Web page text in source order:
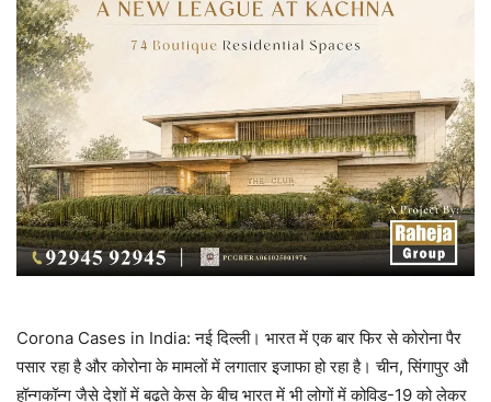
Corona Cases in India: नई दिल्ली। भारत में एक बार फिर से कोरोना पैर
पसार रहा है और कोरोना के मामलों में लगातार इजाफा हो रहा है। चीन, सिंगापुर औ
हॉन्गकॉन्ग जैसे देशों में बढ़ते केस के बीच भारत में भी लोगों में कोविड-19 को लेकर